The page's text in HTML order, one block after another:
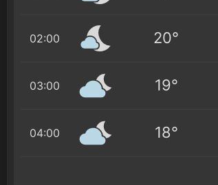
02:00 20°
03:00 19°
04:00 18°